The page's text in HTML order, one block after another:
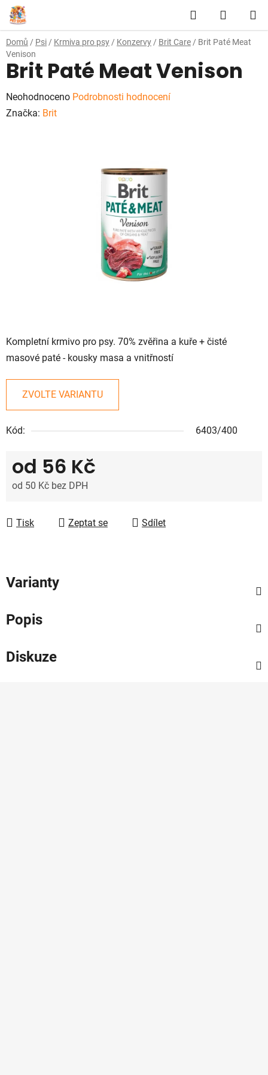
Přejít
na
obsah
Hledat
KOŠÍK
Domů / Psi / Krmiva pro psy / Konzervy / Brit Care / Brit Paté Meat
Venison
Kompletní krmivo pro psy. 70% zvěřina a kuře + čisté
masové paté - kousky masa a vnitřností
ZVOLTE VARIANTU
Kód: 6403/400
od 56 Kč
od 50 Kč bez DPH
Tisk
Zeptat se Sdílet
Brit Paté Meat Venison
Průměrné
hodnocení
Neohodnoceno Podrobnosti hodnocení
Značka: Brit
Varianty
Popis
Diskuze